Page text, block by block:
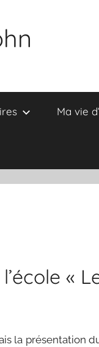
Ma vie
«
la présentation